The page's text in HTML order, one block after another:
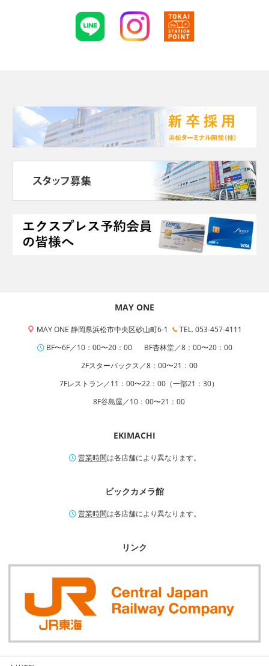
MAY ONE
MAY ONE 静岡県浜松市中央区砂山町6-1
TEL. 053-457-4111
BF〜6F／10：00〜20：00
BF杏林堂／8：00〜20：00
2Fスターバックス／8：00〜21：00
7Fレストラン／11：00〜22：00（一部21：30）
8F谷島屋／10：00〜21：00
EKIMACHI
営業時間は各店舗により異なります。
ビックカメラ館
営業時間は各店舗により異なります。
リンク